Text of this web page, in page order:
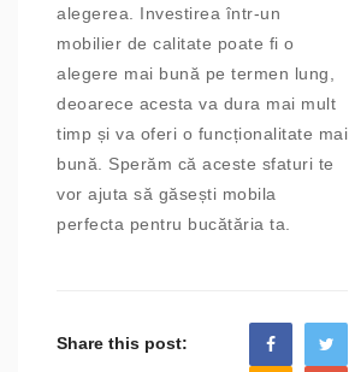
alegerea. Investirea într-un
mobilier de calitate poate fi o
alegere mai bună pe termen lung,
deoarece acesta va dura mai mult
timp și va oferi o funcționalitate mai
bună. Sperăm că aceste sfaturi te
vor ajuta să găsești mobila
perfecta pentru bucătăria ta.
Share this post: